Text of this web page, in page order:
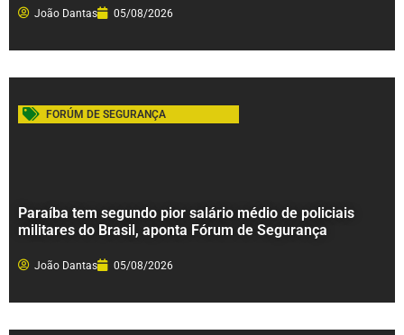
João Dantas 05/08/2026
FORÚM DE SEGURANÇA
Paraíba tem segundo pior salário médio de policiais
militares do Brasil, aponta Fórum de Segurança
João Dantas 05/08/2026